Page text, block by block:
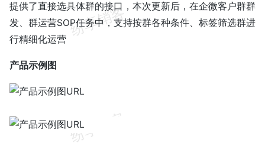
提供了直接选具体群的接口，本次更新后，在企微客户群群
发、群运营SOP任务中，支持按群各种条件、标签筛选群进
行精细化运营
产品示例图